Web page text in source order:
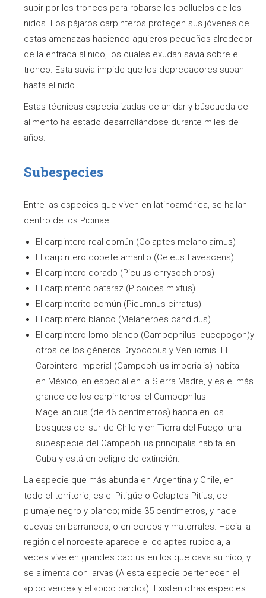
subir por los troncos para robarse los polluelos de los
nidos. Los pájaros carpinteros protegen sus jóvenes de
estas amenazas haciendo agujeros pequeños alrededor
de la entrada al nido, los cuales exudan savia sobre el
tronco. Esta savia impide que los depredadores suban
hasta el nido.
Estas técnicas especializadas de anidar y búsqueda de
alimento ha estado desarrollándose durante miles de
años.
Subespecies
Entre las especies que viven en latinoamérica, se hallan
dentro de los Picinae:
El carpintero real común (Colaptes melanolaimus)
El carpintero copete amarillo (Celeus flavescens)
El carpintero dorado (Piculus chrysochloros)
El carpinterito bataraz (Picoides mixtus)
El carpinterito común (Picumnus cirratus)
El carpintero blanco (Melanerpes candidus)
El carpintero lomo blanco (Campephilus leucopogon)y
otros de los géneros Dryocopus y Veniliornis. El
Carpintero Imperial (Campephilus imperialis) habita
en México, en especial en la Sierra Madre, y es el más
grande de los carpinteros; el Campephilus
Magellanicus (de 46 centímetros) habita en los
bosques del sur de Chile y en Tierra del Fuego; una
subespecie del Campephilus principalis habita en
Cuba y está en peligro de extinción.
La especie que más abunda en Argentina y Chile, en
todo el territorio, es el Pitigüe o Colaptes Pitius, de
plumaje negro y blanco; mide 35 centímetros, y hace
cuevas en barrancos, o en cercos y matorrales. Hacia la
región del noroeste aparece el colaptes rupicola, a
veces vive en grandes cactus en los que cava su nido, y
se alimenta con larvas (A esta especie pertenecen el
«pico verde» y el «pico pardo»). Existen otras especies